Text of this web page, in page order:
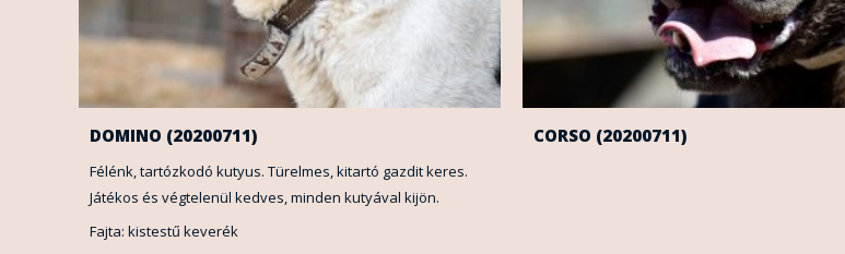
DOMINO (20200711)
Félénk, tartózkodó kutyus. Türelmes, kitartó gazdit keres.
Játékos és végtelenül kedves, minden kutyával kijön.
Fajta: kistestű keverék
CORSO (20200711)